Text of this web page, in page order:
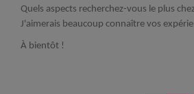
Quels aspects recherchez-vous le plus
J'aimerais beaucoup connaître vos
À bientôt !